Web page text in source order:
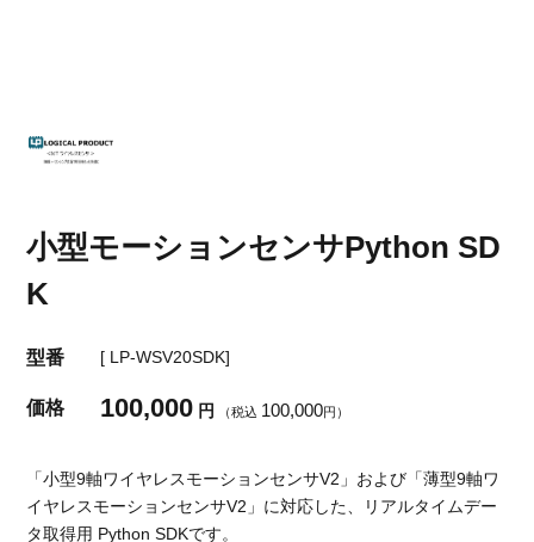
小型モーションセンサPython SD
K
型番 [ LP-WSV20SDK]
価格 100,000 円 （税込 100,000円）
「小型9軸ワイヤレスモーションセンサV2」および「薄型9軸ワ
イヤレスモーションセンサV2」に対応した、リアルタイムデー
タ取得用 Python SDKです。